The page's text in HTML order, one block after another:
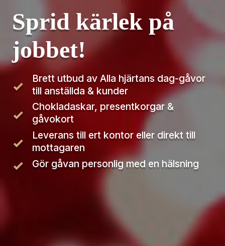
Sprid kärlek på
jobbet!
Brett utbud av Alla hjärtans dag-gåvor
till anställda & kunder
Chokladaskar, presentkorgar &
gåvokort
Leverans till ert kontor eller direkt till
mottagaren
Gör gåvan personlig med en hälsning